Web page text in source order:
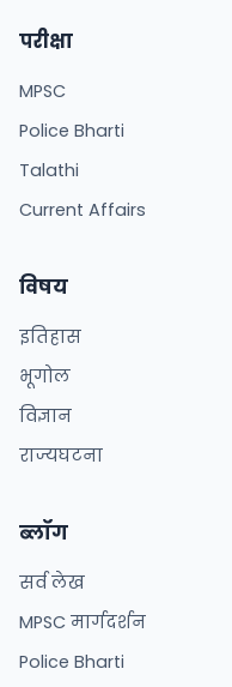
परीक्षा
MPSC
Police Bharti
Talathi
Current Affairs
विषय
इतिहास
भूगोल
विज्ञान
राज्यघटना
ब्लॉग
सर्व लेख
MPSC मार्गदर्शन
Police Bharti